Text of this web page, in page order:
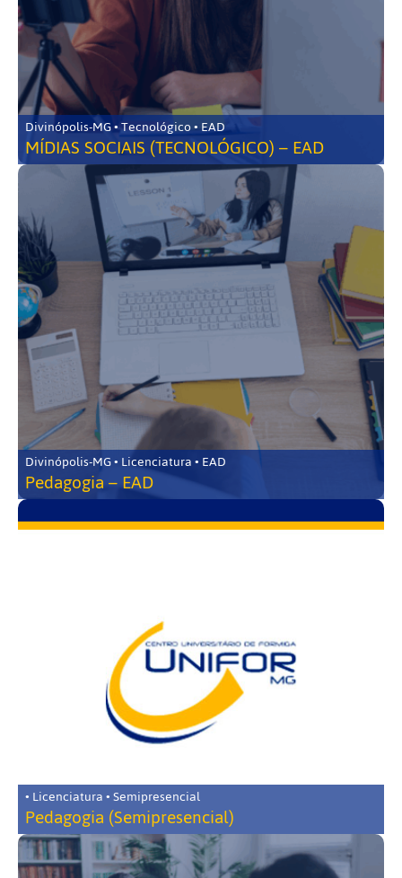
Divinópolis-MG • Tecnológico • EAD
MÍDIAS SOCIAIS (TECNOLÓGICO) – EAD
Divinópolis-MG • Licenciatura • EAD
Pedagogia – EAD
• Licenciatura • Semipresencial
Pedagogia (Semipresencial)